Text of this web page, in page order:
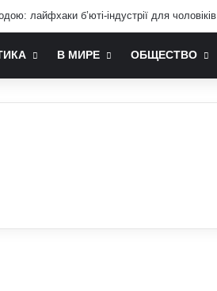
лайфхаки б’юті-індустрії для чоловіків
В МИРЕ ОБЩЕСТВО